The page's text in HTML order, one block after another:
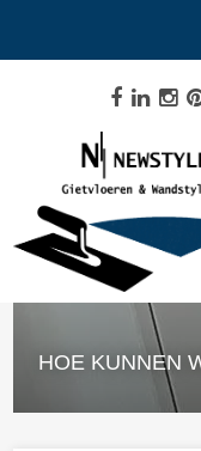
HOE KUNNEN